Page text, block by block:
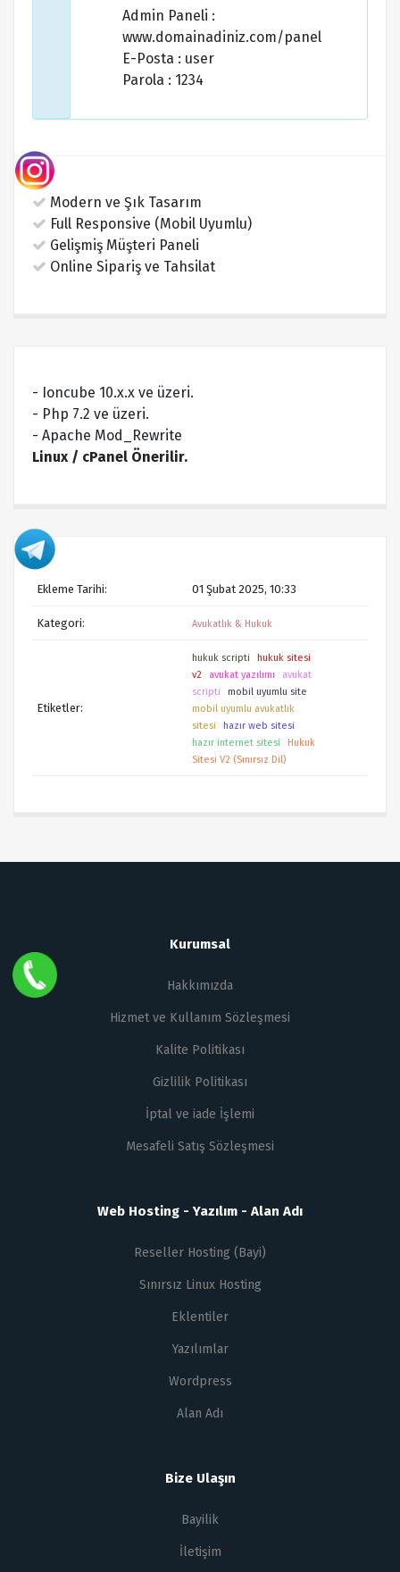
Admin Paneli :
www.domainadiniz.com/panel
E-Posta : user
Parola : 1234
Modern ve Şık Tasarım
Full Responsive (Mobil Uyumlu)
Gelişmiş Müşteri Paneli
Online Sipariş ve Tahsilat
- Ioncube 10.x.x ve üzeri.
- Php 7.2 ve üzeri.
- Apache Mod_Rewrite
Linux / cPanel Önerilir.
Ekleme Tarihi: 01 Şubat 2025, 10:33
Kategori: Avukatlık & Hukuk
Etiketler:
hukuk scripti
hukuk sitesi
v2
avukat yazılımı
avukat
scripti
mobil uyumlu site
mobil uyumlu avukatlık
sitesi
hazır web sitesi
hazır internet sitesi
Hukuk
Sitesi V2 (Sınırsız Dil)
Kurumsal
Hakkımızda
Hizmet ve Kullanım Sözleşmesi
Kalite Politikası
Gizlilik Politikası
İptal ve iade İşlemi
Mesafeli Satış Sözleşmesi
Web Hosting - Yazılım - Alan Adı
Reseller Hosting (Bayi)
Sınırsız Linux Hosting
Eklentiler
Yazılımlar
Wordpress
Alan Adı
Bize Ulaşın
Bayilik
İletişim